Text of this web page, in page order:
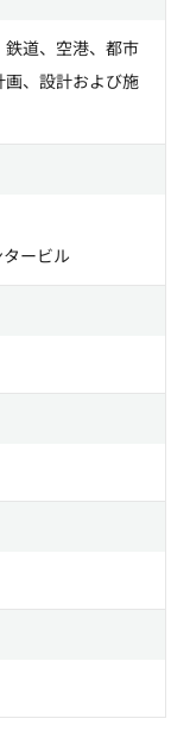
鉄道、空港、都市
、設計および施
ービル